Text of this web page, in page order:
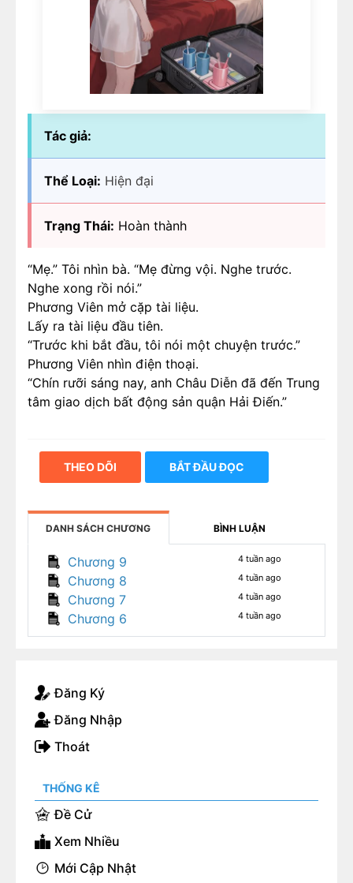
Tác giả:
Thể Loại: Hiện đại
Trạng Thái: Hoàn thành
“Mẹ.” Tôi nhìn bà. “Mẹ đừng vội. Nghe trước.
Nghe xong rồi nói.”
Phương Viên mở cặp tài liệu.
Lấy ra tài liệu đầu tiên.
“Trước khi bắt đầu, tôi nói một chuyện trước.”
Phương Viên nhìn điện thoại.
“Chín rưỡi sáng nay, anh Châu Diễn đã đến Trung
tâm giao dịch bất động sản quận Hải Điến.”
THEO DÕI BẮT ĐẦU ĐỌC
DANH SÁCH CHƯƠNG BÌNH LUẬN
Chương 9 4 tuần ago
Chương 8 4 tuần ago
Chương 7 4 tuần ago
Chương 6 4 tuần ago
Đăng Ký
Đăng Nhập
Thoát
THỐNG KÊ
Đề Cử
Xem Nhiều
Mới Cập Nhật